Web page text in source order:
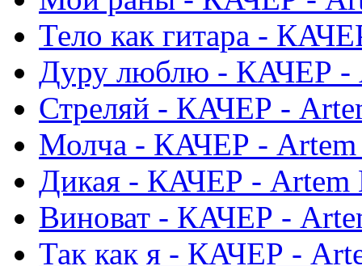
Тело как гитара -
Дуру люблю - КАЧЕР -
Стреляй - КАЧЕР -
Молча - КАЧЕР - Artem
Дикая - КАЧЕР - Artem
Виноват - КАЧЕР -
Так как я - КАЧЕР -